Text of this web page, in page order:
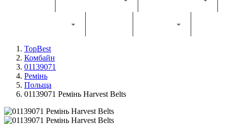
TopBest
Комбайн
01139071
Ремінь
Польща
01139071 Ремінь Harvest Belts